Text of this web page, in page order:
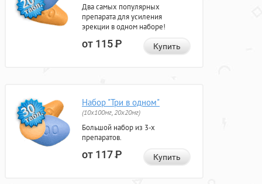
Два самых популярных
препарата для усиления
эрекции в одном наборе!
от 115Р Купить
Набор "Три в одном"
(10x100мг, 20x20мг)
Большой набор из 3-х
препаратов.
от 117Р Купить